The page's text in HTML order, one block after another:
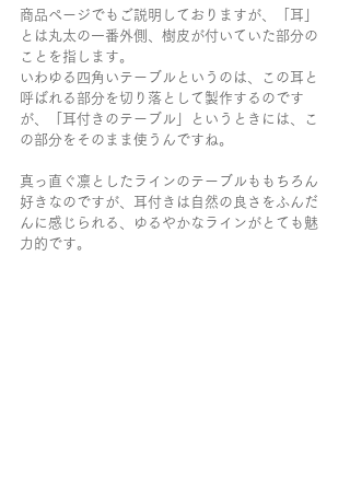
商品ページでもご説明しておりますが、「耳」
とは丸太の一番外側、樹皮が付いていた部分の
ことを指します。
いわゆる四角いテーブルというのは、この耳と
呼ばれる部分を切り落として製作するのです
が、「耳付きのテーブル」というときには、こ
の部分をそのまま使うんですね。
真っ直ぐ凛としたラインのテーブルももちろん
好きなのですが、耳付きは自然の良さをふんだ
んに感じられる、ゆるやかなラインがとても魅
力的です。